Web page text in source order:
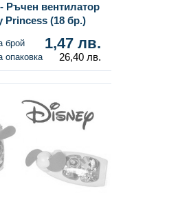
Ръчен вентилатор
Princess (18 бр.)
брой 1,47 лв.
опаковка 26,40 лв.